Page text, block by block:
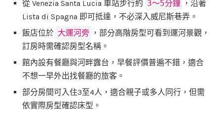
從 Venezia Santa Lucia 車站步行約 3～5分鐘 ，沿著
Lista di Spagna 即可抵達，不必深入威尼斯巷弄。
飯店位於 大運河旁 ，部分高階房型可看到運河景觀，
訂房時需確認房型名稱。
館內設有餐廳與河畔露台，早餐評價普遍不錯，適合
不想一早外出找餐廳的旅客。
部分房間可入住3至4人，適合親子或多人同行，但需
依實際房型確認床型。